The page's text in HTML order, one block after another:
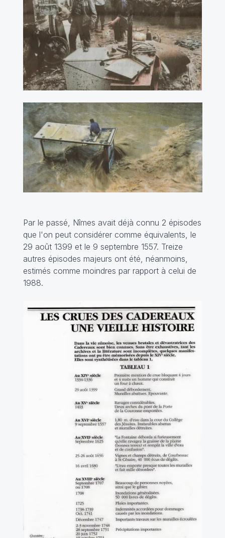
Par le passé, Nîmes avait déjà connu 2 épisodes
que l'on peut considérer comme équivalents, le
29 août 1399 et le 9 septembre 1557. Treize
autres épisodes majeurs ont été, néanmoins,
estimés comme moindres par rapport à celui de
1988.